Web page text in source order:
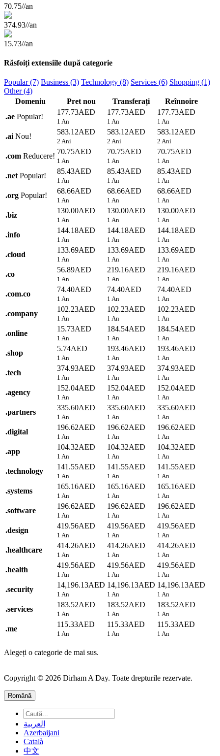
70.75//an
374.93//an
15.73//an
Răsfoiți extensiile după categorie
Popular (7) Business (3) Technology (8) Services (6) Shopping (1)
Other (4)
Domeniu
Pret nou Transferați
Reînnoire
.ae Popular!
177.73AED
1 An
177.73AED
1 An
177.73AED
1 An
.ai Nou!
583.12AED
2 Ani
583.12AED
2 Ani
583.12AED
2 Ani
.com Reducere!
70.75AED
1 An
70.75AED
1 An
70.75AED
1 An
.net Popular!
85.43AED
1 An
85.43AED
1 An
85.43AED
1 An
.org Popular!
68.66AED
1 An
68.66AED
1 An
68.66AED
1 An
.biz
130.00AED
1 An
130.00AED
1 An
130.00AED
1 An
.info
144.18AED
1 An
144.18AED
1 An
144.18AED
1 An
.cloud
133.69AED
1 An
133.69AED
1 An
133.69AED
1 An
.co
56.89AED
1 An
219.16AED
1 An
219.16AED
1 An
.com.co
74.40AED
1 An
74.40AED
1 An
74.40AED
1 An
.company
102.23AED
1 An
102.23AED
1 An
102.23AED
1 An
.online
15.73AED
1 An
184.54AED
1 An
184.54AED
1 An
.shop
5.74AED
1 An
193.46AED
1 An
193.46AED
1 An
.tech
374.93AED
1 An
374.93AED
1 An
374.93AED
1 An
.agency
152.04AED
1 An
152.04AED
1 An
152.04AED
1 An
.partners
335.60AED
1 An
335.60AED
1 An
335.60AED
1 An
.digital
196.62AED
1 An
196.62AED
1 An
196.62AED
1 An
.app
104.32AED
1 An
104.32AED
1 An
104.32AED
1 An
.technology
141.55AED
1 An
141.55AED
1 An
141.55AED
1 An
.systems
165.16AED
1 An
165.16AED
1 An
165.16AED
1 An
.software
196.62AED
1 An
196.62AED
1 An
196.62AED
1 An
.design
419.56AED
1 An
419.56AED
1 An
419.56AED
1 An
.healthcare
414.26AED
1 An
414.26AED
1 An
414.26AED
1 An
.health
419.56AED
1 An
419.56AED
1 An
419.56AED
1 An
.security
14,196.13AED
1 An
14,196.13AED
1 An
14,196.13AED
1 An
.services
183.52AED
1 An
183.52AED
1 An
183.52AED
1 An
.me
115.33AED
1 An
115.33AED
1 An
115.33AED
1 An
Alegeți o categorie de mai sus.
Copyright © 2026 Dirham A Day. Toate drepturile rezervate.
Română
العربية
Azerbaijani
Català
中文